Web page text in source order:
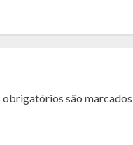
obrigatórios são